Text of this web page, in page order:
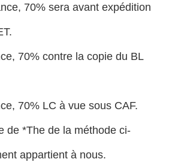
70% sera avant expédition
70% contre la copie du BL
70% LC à vue sous CAF.
de *The de la méthode ci-
appartient à nous.